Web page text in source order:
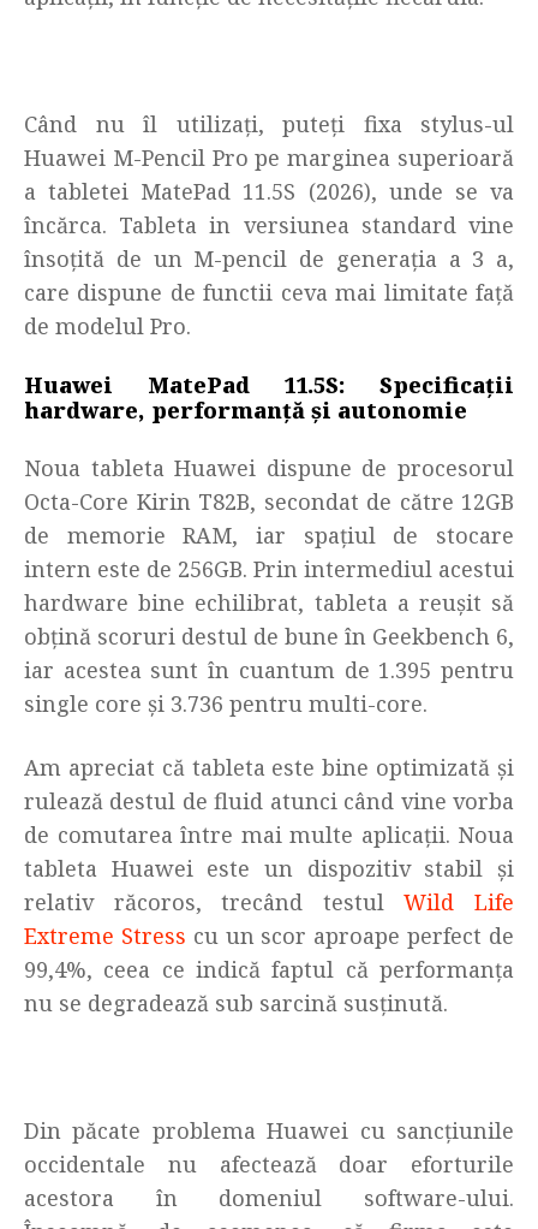
Când nu îl utilizați, puteți fixa stylus-ul
Huawei M-Pencil Pro pe marginea superioară
a tabletei MatePad 11.5S (2026), unde se va
încărca. Tableta in versiunea standard vine
însoțită de un M-pencil de generația a 3 a,
care dispune de functii ceva mai limitate față
de modelul Pro.
Huawei MatePad 11.5S: Specificații
hardware, performanță și autonomie
Noua tableta Huawei dispune de procesorul
Octa-Core Kirin T82B, secondat de către 12GB
de memorie RAM, iar spațiul de stocare
intern este de 256GB. Prin intermediul acestui
hardware bine echilibrat, tableta a reușit să
obțină scoruri destul de bune în Geekbench 6,
iar acestea sunt în cuantum de 1.395 pentru
single core și 3.736 pentru multi-core.
Am apreciat că tableta este bine optimizată și
rulează destul de fluid atunci când vine vorba
de comutarea între mai multe aplicații. Noua
tableta Huawei este un dispozitiv stabil și
relativ răcoros, trecând testulWild Life
Extreme Stress cu un scor aproape perfect de
99,4%, ceea ce indică faptul că performanța
nu se degradează sub sarcină susținută.
Din păcate problema Huawei cu sancțiunile
occidentale nu afectează doar eforturile
acestora în domeniul software-ului.